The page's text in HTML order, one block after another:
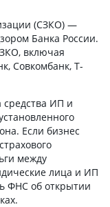
(СЗКО) —
Банка России.
включая
Совкомбанк, Т-
средства ИП и
Если бизнес
между
лица и ИП
ФНС об открытии